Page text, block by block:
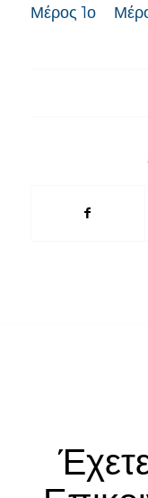
Μέρος 1ο